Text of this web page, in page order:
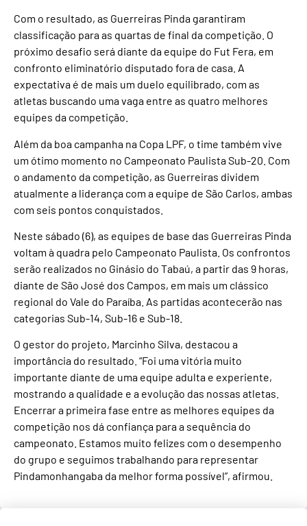
Com o resultado, as Guerreiras Pinda garantiram
classificação para as quartas de final da competição. O
próximo desafio será diante da equipe do Fut Fera, em
confronto eliminatório disputado fora de casa. A
expectativa é de mais um duelo equilibrado, com as
atletas buscando uma vaga entre as quatro melhores
equipes da competição.
Além da boa campanha na Copa LPF, o time também vive
um ótimo momento no Campeonato Paulista Sub-20. Com
o andamento da competição, as Guerreiras dividem
atualmente a liderança com a equipe de São Carlos, ambas
com seis pontos conquistados.
Neste sábado (6), as equipes de base das Guerreiras Pinda
voltam à quadra pelo Campeonato Paulista. Os confrontos
serão realizados no Ginásio do Tabaú, a partir das 9 horas,
diante de São José dos Campos, em mais um clássico
regional do Vale do Paraíba. As partidas acontecerão nas
categorias Sub-14, Sub-16 e Sub-18.
O gestor do projeto, Marcinho Silva, destacou a
importância do resultado. “Foi uma vitória muito
importante diante de uma equipe adulta e experiente,
mostrando a qualidade e a evolução das nossas atletas.
Encerrar a primeira fase entre as melhores equipes da
competição nos dá confiança para a sequência do
campeonato. Estamos muito felizes com o desempenho
do grupo e seguimos trabalhando para representar
Pindamonhangaba da melhor forma possível”, afirmou.